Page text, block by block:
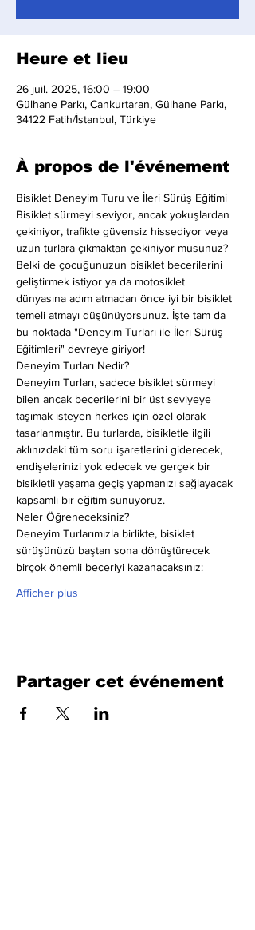
Heure et lieu
26 juil. 2025, 16:00 – 19:00
Gülhane Parkı, Cankurtaran, Gülhane Parkı,
34122 Fatih/İstanbul, Türkiye
À propos de l'événement
Bisiklet Deneyim Turu ve İleri Sürüş Eğitimi
Bisiklet sürmeyi seviyor, ancak yokuşlardan
çekiniyor, trafikte güvensiz hissediyor veya
uzun turlara çıkmaktan çekiniyor musunuz?
Belki de çocuğunuzun bisiklet becerilerini
geliştirmek istiyor ya da motosiklet
dünyasına adım atmadan önce iyi bir bisiklet
temeli atmayı düşünüyorsunuz. İşte tam da
bu noktada "Deneyim Turları ile İleri Sürüş
Eğitimleri" devreye giriyor!
Deneyim Turları Nedir?
Deneyim Turları, sadece bisiklet sürmeyi
bilen ancak becerilerini bir üst seviyeye
taşımak isteyen herkes için özel olarak
tasarlanmıştır. Bu turlarda, bisikletle ilgili
aklınızdaki tüm soru işaretlerini giderecek,
endişelerinizi yok edecek ve gerçek bir
bisikletli yaşama geçiş yapmanızı sağlayacak
kapsamlı bir eğitim sunuyoruz.
Neler Öğreneceksiniz?
Deneyim Turlarımızla birlikte, bisiklet
sürüşünüzü baştan sona dönüştürecek
birçok önemli beceriyi kazanacaksınız:
Afficher plus
Partager cet événement